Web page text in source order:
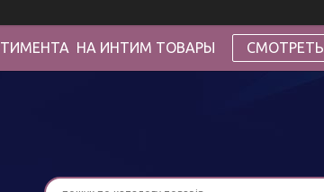
НА ИНТИМ ТОВАРЫ СМОТРЕТЬ